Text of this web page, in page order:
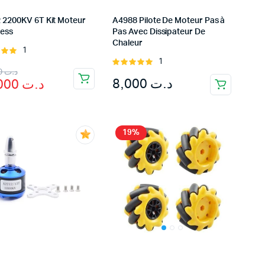
2200KV 6T Kit Moteur
Rated
1
د.ت72,000
د.ت
A4988 Pilote De Moteur Pas à
Pas Avec Dissipateur De
Chaleur
Rated
5
1
د.ت
19%